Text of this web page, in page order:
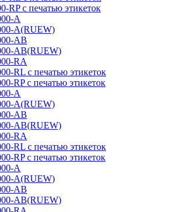
RP с печатью этикеток
A
A(RUEW)
AB
AB(RUEW)
RA
RL с печатью этикеток
RP с печатью этикеток
A
A(RUEW)
AB
AB(RUEW)
RA
RL с печатью этикеток
RP с печатью этикеток
A
A(RUEW)
AB
AB(RUEW)